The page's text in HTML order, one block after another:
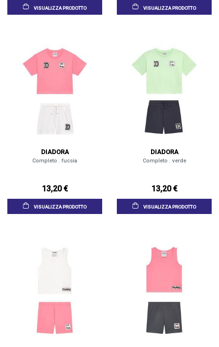
VISUALIZZA PRODOTTO VISUALIZZA PRODOTTO
DIADORA
Completo . fucsia
13,20 €
VISUALIZZA PRODOTTO
DIADORA
Completo . verde
13,20 €
VISUALIZZA PRODOTTO